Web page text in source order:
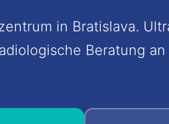
in Bratislava.
Beratung